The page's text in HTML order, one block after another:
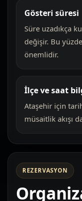
Gösteri süresi
Süre uzadıkça
değişir. Bu
önemlidir.
İlçe ve saat
Ataşehir için
müsaitlik akışı
REZERVASYON